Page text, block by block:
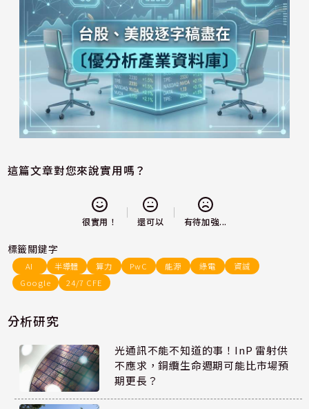
這篇文章對您來說實用嗎？
很實用！ 還可以 有待加強...
標籤關鍵字
AI 半導體 算力 PwC 能源 綠電
資誠
Google
24/7 CFE
分析研究
光通訊不能不知道的事！InP 雷射供
不應求，銅纜生命週期可能比市場預
期更長？